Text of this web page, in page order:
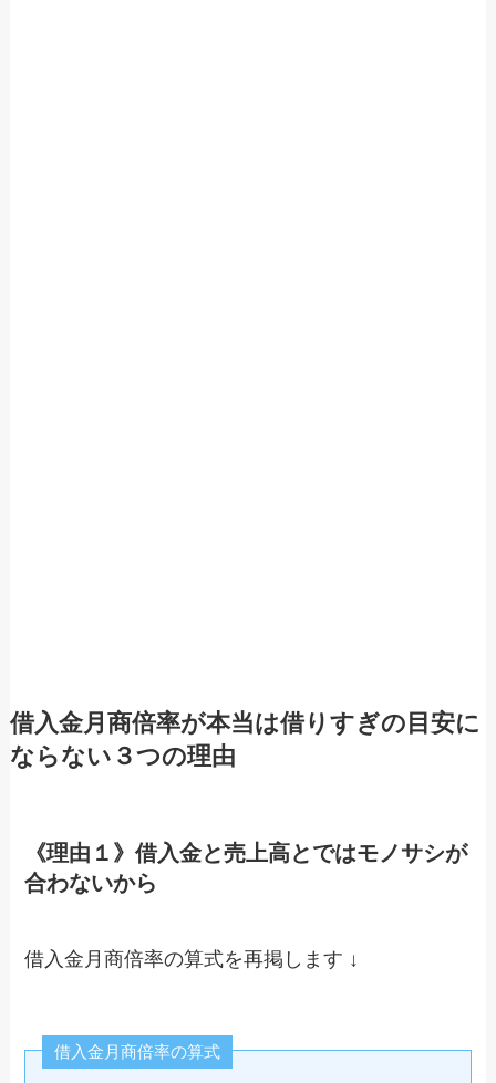
借入金月商倍率が本当は借りすぎの目安に
ならない３つの理由
《理由１》借入金と売上高とではモノサシが
合わないから
借入金月商倍率の算式を再掲します ↓
借入金月商倍率の算式